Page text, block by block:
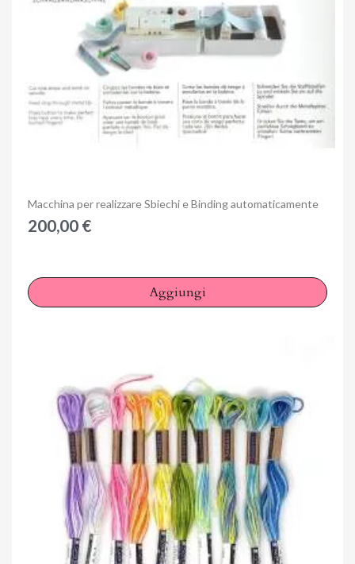
Anteprima
Macchina per realizzare Sbiechi e Binding automaticamente
200,00 €
Aggiungi